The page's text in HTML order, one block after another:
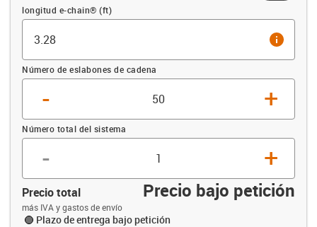
Compensación (ft)
longitud e-chain® (ft)
info
Número de eslabones de cadena
- +
Número total del sistema
- +
Precio total Precio bajo petición
más IVA y gastos de envío
Plazo de entrega bajo petición